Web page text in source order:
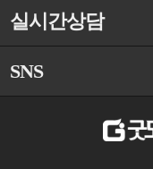
실시간상담
SNS